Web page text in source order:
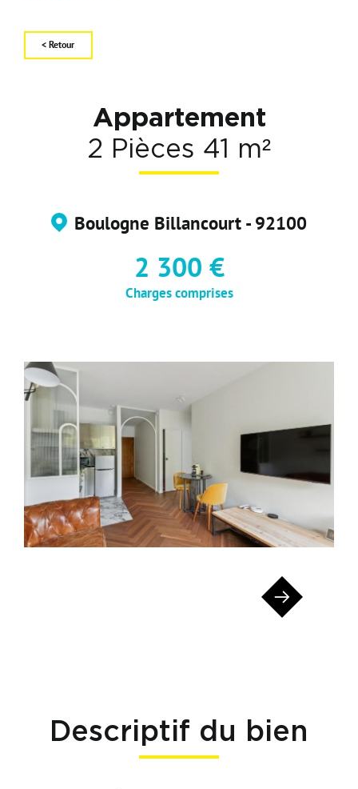
< Retour
Appartement
2 Pièces 41 m²
Boulogne Billancourt - 92100
2 300 €
Charges comprises
Descriptif du bien